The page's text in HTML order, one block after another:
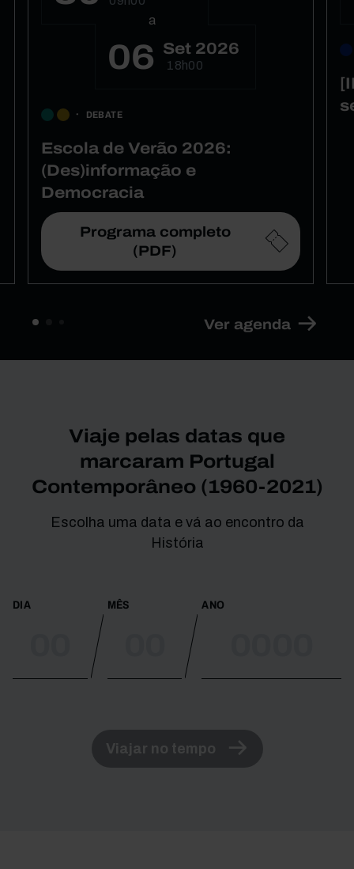
a
06 Set 2026
18h00
DEBATE
Escola de Verão 2026:
(Des)informação e
Democracia
Programa completo
(PDF)
Ver agenda
Viaje pelas datas que
marcaram Portugal
Contemporâneo (1960-2021)
Escolha uma data e vá ao encontro da
História
DIA MÊS ANO
Viajar no tempo